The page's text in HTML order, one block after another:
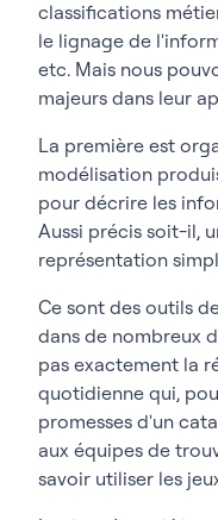
classifications
le lignage de
etc. Mais nous
majeurs dans leur
La première est
modélisation
pour décrire les
Aussi précis soit-il,
représentation
Ce sont des outils
dans de nombreux
pas exactement la
quotidienne qui,
promesses d'un
aux équipes de
savoir utiliser les